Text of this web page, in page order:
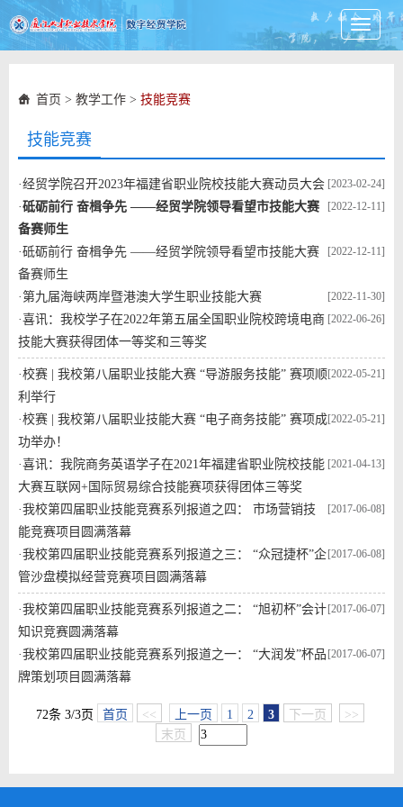
Toggle
首页 > 教学工作 > 技能竞赛
技能竞赛
[2023-02-24]
·经贸学院召开2023年福建省职业院校技能大赛动员大会
[2022-12-11]
·砥砺前行 奋楫争先 ——经贸学院领导看望市技能大赛
备赛师生
[2022-12-11]
·砥砺前行 奋楫争先 ——经贸学院领导看望市技能大赛
备赛师生
[2022-11-30]
·第九届海峡两岸暨港澳大学生职业技能大赛
[2022-06-26]
·喜讯：我校学子在2022年第五届全国职业院校跨境电商
技能大赛获得团体一等奖和三等奖
[2022-05-21]
·校赛 | 我校第八届职业技能大赛 “导游服务技能” 赛项顺
利举行
[2022-05-21]
·校赛 | 我校第八届职业技能大赛 “电子商务技能” 赛项成
功举办！
[2021-04-13]
·喜讯：我院商务英语学子在2021年福建省职业院校技能
大赛互联网+国际贸易综合技能赛项获得团体三等奖
[2017-06-08]
·我校第四届职业技能竞赛系列报道之四： 市场营销技
能竞赛项目圆满落幕
[2017-06-08]
·我校第四届职业技能竞赛系列报道之三： “众冠捷杯”企
管沙盘模拟经营竞赛项目圆满落幕
[2017-06-07]
·我校第四届职业技能竞赛系列报道之二： “旭初杯”会计
知识竞赛圆满落幕
[2017-06-07]
·我校第四届职业技能竞赛系列报道之一： “大润发”杯品
牌策划项目圆满落幕
72条 3/3页 首页 << 上一页 1 2 3 下一页
>>
末页